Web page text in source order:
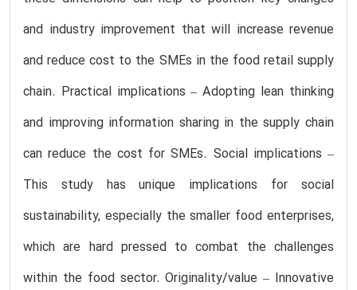
and industry improvement that will increase revenue
and reduce cost to the SMEs in the food retail supply
chain. Practical implications – Adopting lean thinking
and improving information sharing in the supply chain
can reduce the cost for SMEs. Social implications –
This study has unique implications for social
sustainability, especially the smaller food enterprises,
which are hard pressed to combat the challenges
within the food sector. Originality/value – Innovative